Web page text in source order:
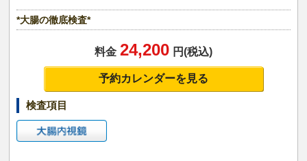
*大腸の徹底検査*
料金 24,200 円(税込)
予約カレンダーを見る
検査項目